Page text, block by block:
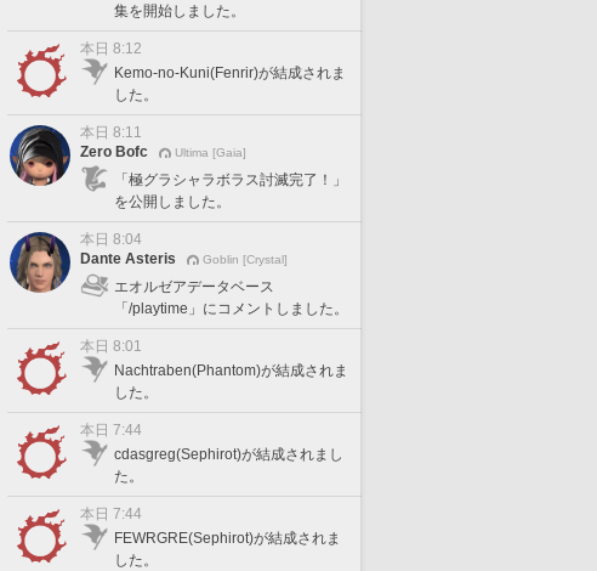
集を開始しました。
本日 8:12
Kemo-no-Kuni(Fenrir)が結成されま
した。
本日 8:11
Zero Bofc
Ultima [Gaia]
「極グラシャラボラス討滅完了！」
を公開しました。
本日 8:04
Dante Asteris
Goblin [Crystal]
エオルゼアデータベース
「/playtime」にコメントしました。
本日 8:01
Nachtraben(Phantom)が結成されま
した。
本日 7:44
cdasgreg(Sephirot)が結成されまし
た。
本日 7:44
FEWRGRE(Sephirot)が結成されま
した。